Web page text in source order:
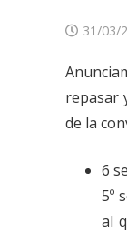
31/03/
repasar
de la
6
5º
al